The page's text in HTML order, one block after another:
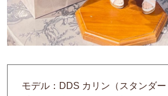
モデル：DDS カリン（スタンダー